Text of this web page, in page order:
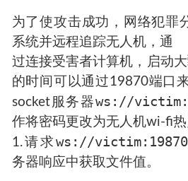
为了使攻击成功，网络犯罪
系统并远程追踪无人机，通
过连接受害者计算机，启动
的时间可以通过19870端口
socket服务器ws://
作将密码更改为无人机wi-fi热
1.请求ws://
务器响应中获取文件值。